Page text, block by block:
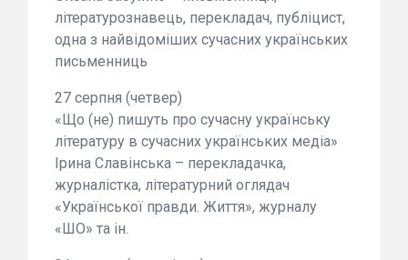
літературознавець, перекладач, публіцист,
одна з найвідоміших сучасних українських
письменниць
27 серпня (четвер)
«Що (не) пишуть про сучасну українську
літературу в сучасних українських медіа»
Ірина Славінська – перекладачка,
журналістка, літературний оглядач
«Української правди. Життя», журналу
«ШО» та ін.